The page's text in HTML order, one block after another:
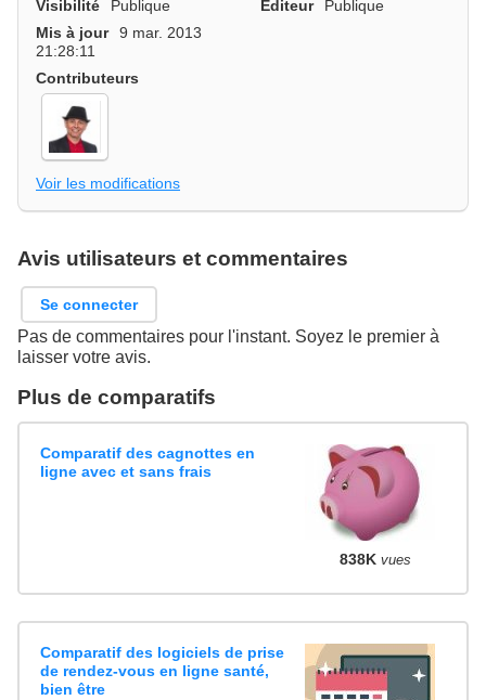
Visibilité
Publique Editeur
Publique
Mis à jour
9 mar. 2013
21:28:11
Contributeurs
Voir les modifications
Avis utilisateurs et commentaires
Se connecter
Pas de commentaires pour l'instant. Soyez le premier à
laisser votre avis.
Plus de comparatifs
Comparatif des cagnottes en
ligne avec et sans frais
838K vues
Comparatif des logiciels de prise
de rendez-vous en ligne santé,
bien être